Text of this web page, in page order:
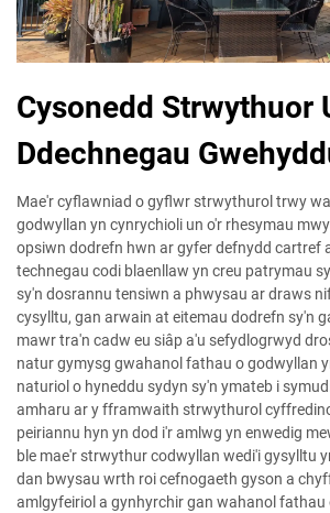
Cysonedd Strwythuor
Ddechnegau
Mae'r cyflawniad o gyflwr strwythurol trwy
godwyllan yn cynrychioli un o'r rhesymau
opsiwn dodrefn hwn ar gyfer defnydd cartref
technegau codi blaenllaw yn creu patrymau
sy'n dosrannu tensiwn a phwysau ar draws
cysylltu, gan arwain at eitemau dodrefn sy'n
mawr tra'n cadw eu siâp a'u sefydlogrwyd
natur gymysg gwahanol fathau o godwyllan
naturiol o hyneddu sydyn sy'n ymateb i
amharu ar y fframwaith strwythurol
peiriannu hyn yn dod i'r amlwg yn enwedig
ble mae'r strwythur codwyllan wedi'i gysylltu
dan bwysau wrth roi cefnogaeth gyson a
amlgyfeiriol a gynhyrchir gan wahanol fathau